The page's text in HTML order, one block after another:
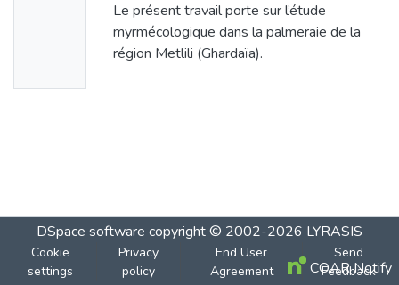
Le présent travail porte sur l’étude
myrmécologique dans la palmeraie de la
région Metlili (Ghardaïa).
réparties en 3 sous familles (Myrmicinae,
Formicinae et
Dolichoderinae). La richesse totale la plus
DSpace software copyright © 2002-2026 LYRASIS
Cookie
settings
Privacy
policy
End User
Agreement
Send
Feedback
COAR Notify